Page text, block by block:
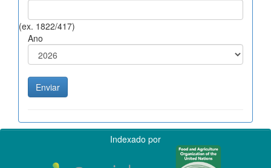
(ex. 1822/417)
Ano
Indexado por